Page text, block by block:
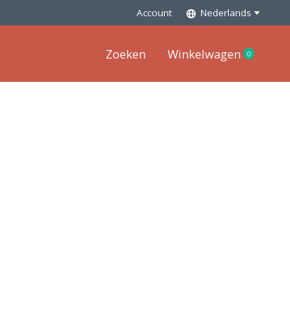
Account Nederlands
Zoeken Winkelwagen 0items